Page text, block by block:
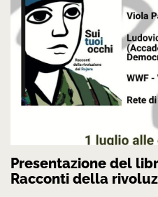
Presentazione del
Racconti della